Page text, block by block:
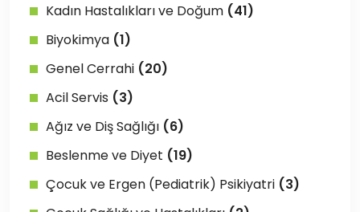
Kadın Hastalıkları ve Doğum (41)
Biyokimya (1)
Genel Cerrahi (20)
Acil Servis (3)
Ağız ve Diş Sağlığı (6)
Beslenme ve Diyet (19)
Çocuk ve Ergen (Pediatrik) Psikiyatri (3)